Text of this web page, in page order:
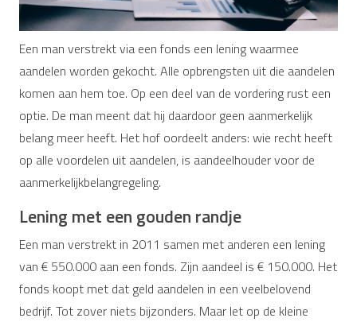
Een man verstrekt via een fonds een lening waarmee
aandelen worden gekocht. Alle opbrengsten uit die aandelen
komen aan hem toe. Op een deel van de vordering rust een
optie. De man meent dat hij daardoor geen aanmerkelijk
belang meer heeft. Het hof oordeelt anders: wie recht heeft
op alle voordelen uit aandelen, is aandeelhouder voor de
aanmerkelijkbelangregeling.
Lening met een gouden randje
Een man verstrekt in 2011 samen met anderen een lening
van € 550.000 aan een fonds. Zijn aandeel is € 150.000. Het
fonds koopt met dat geld aandelen in een veelbelovend
bedrijf. Tot zover niets bijzonders. Maar let op de kleine